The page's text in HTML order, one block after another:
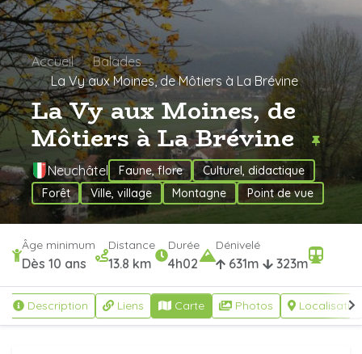
Accueil
Balades
La Vy aux Moines, de Môtiers à La Brévine
La Vy aux Moines, de
Môtiers à La Brévine
Neuchâtel Faune, flore
Culturel, didactique
Forêt
Ville, village Montagne Point de vue
Âge minimum
Dès 10 ans
Distance
13.8 km
Durée
4h02
Dénivelé
631m 323m
Description Liens Carte Photos